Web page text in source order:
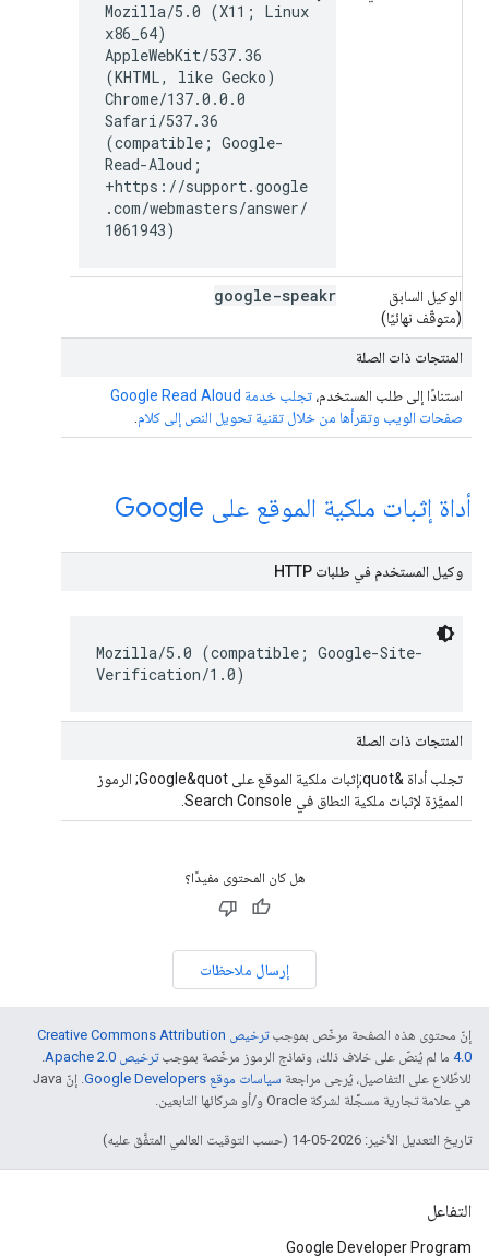
Mozilla/5.0 (X11; Linux
x86_64)
AppleWebKit/537.36
(KHTML, like Gecko)
Chrome/137.0.0.0
Safari/537.36
(compatible; Google-
Read-Aloud;
+https://support.google
.com/webmasters/answer/
1061943)
الوكيل السابق
(متوقّف نهائيًا)
google-speakr
المنتجات ذات الصلة
استنادًا إلى طلب المستخدم،
تجلب خدمة Google Read Aloud
صفحات الويب وتقرأها من خلال تقنية تحويل النص إلى كلام
أداة إثبات ملكية الموقع على Google
وكيل المستخدم في طلبات HTTP
Mozilla/5.0 (compatible; Google-Site-
Verification/1.0)
المنتجات ذات الصلة
تجلب أداة &quot;إثبات ملكية الموقع على Google&quot; الرموز
المميَّزة لإثبات ملكية النطاق في Search Console.
هل كان المحتوى مفيدًا؟
إرسال ملاحظات
إنّ محتوى هذه الصفحة مرخّص بموجب
ترخيص Creative Commons Attribution
4.0‏ ما لم يُنصّ على خلاف ذلك، ونماذج الرموز مرخّصة بموجبترخيص Apache 2.0‏
.
للاطّلاع على التفاصيل، يُرجى مراجعة سياسات موقع Google Developers‏
. إنّ Java
هي علامة تجارية مسجَّلة لشركة Oracle و/أو شركائها التابعين.
تاريخ التعديل الأخير: 2026-05-14 (حسب التوقيت العالمي المتفَّق عليه)
التفاعل
Google Developer Program